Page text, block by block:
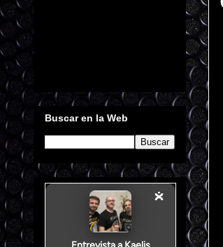
Buscar en la Web